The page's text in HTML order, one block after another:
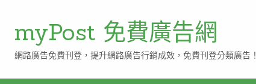
myPost 免費廣告網
網路廣告免費刊登，提升網路廣告行銷成效，免費刊登分類廣告！